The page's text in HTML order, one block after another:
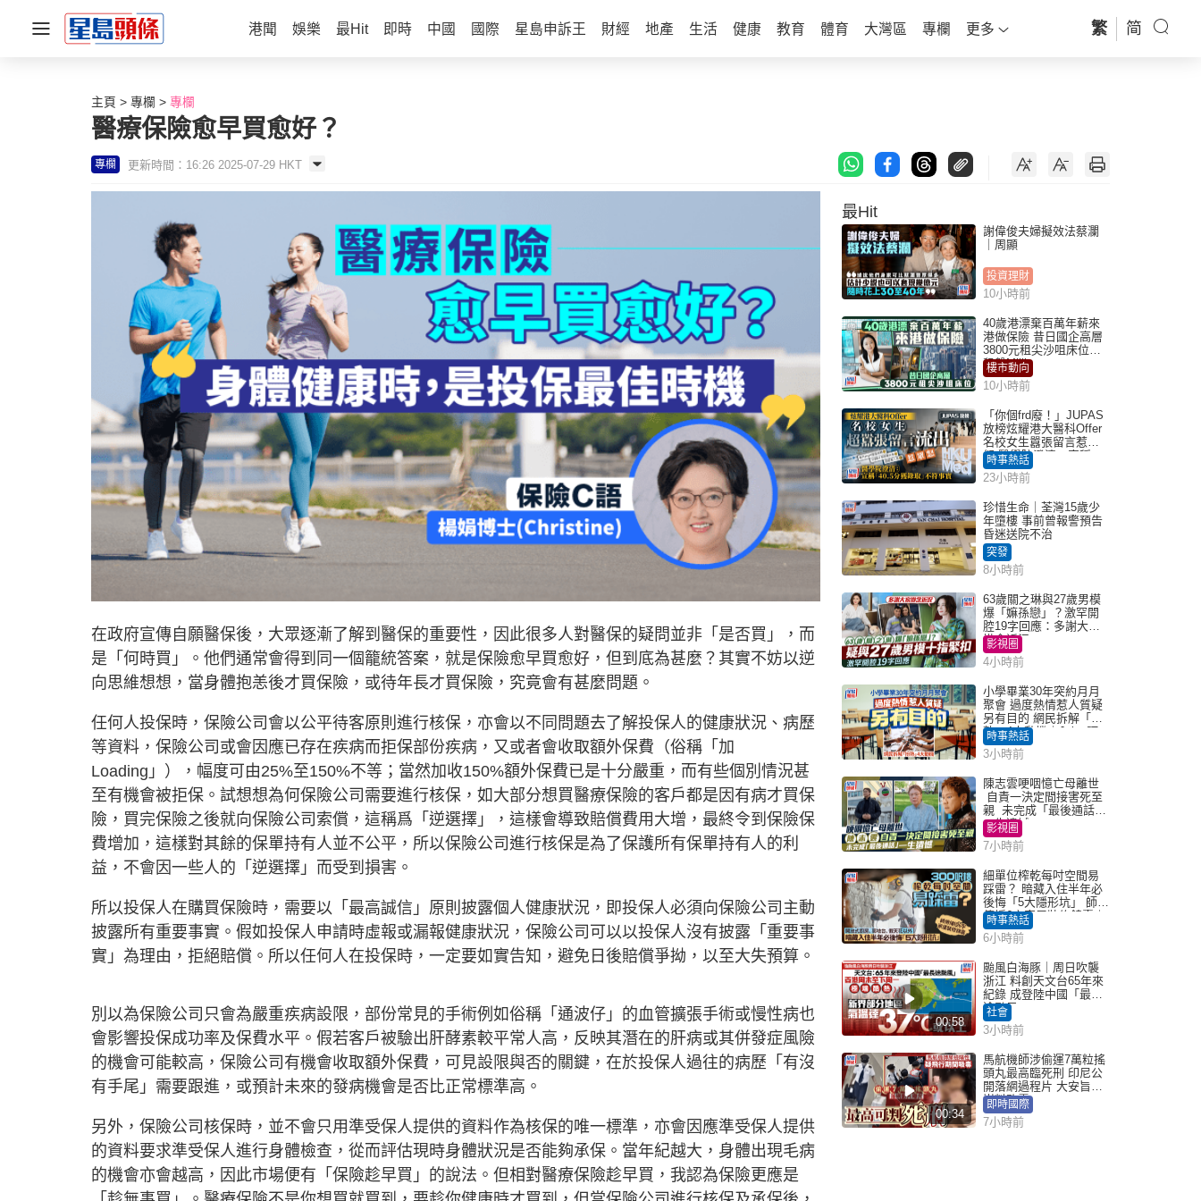
港聞 娛樂 最Hit 即時 中國 國際 星島申訴王 財經 地產 生活 健康 教育 體育 大灣區 專欄 更多 繁 简
主頁 專欄 專欄
醫療保險愈早買愈好？
專欄 更新時間：16:26 2025-07-29 HKT
在政府宣傳自願醫保後，大眾逐漸了解到醫保的重要性，因此很多人對醫保的疑問並非「是否買」，而
是「何時買」。他們通常會得到同一個籠統答案，就是保險愈早買愈好，但到底為甚麼？其實不妨以逆
向思維想想，當身體抱恙後才買保險，或待年長才買保險，究竟會有甚麼問題。
任何人投保時，保險公司會以公平待客原則進行核保，亦會以不同問題去了解投保人的健康狀況、病歷
等資料，保險公司或會因應已存在疾病而拒保部份疾病，又或者會收取額外保費（俗稱「加
Loading」），幅度可由25%至150%不等；當然加收150%額外保費已是十分嚴重，而有些個別情況甚
至有機會被拒保。試想想為何保險公司需要進行核保，如大部分想買醫療保險的客戶都是因有病才買保
險，買完保險之後就向保險公司索償，這稱爲「逆選擇」，這樣會導致賠償費用大增，最終令到保險保
費增加，這樣對其餘的保單持有人並不公平，所以保險公司進行核保是為了保護所有保單持有人的利
益，不會因一些人的「逆選擇」而受到損害。
所以投保人在購買保險時，需要以「最高誠信」原則披露個人健康狀況，即投保人必須向保險公司主動
披露所有重要事實。假如投保人申請時虛報或漏報健康狀況，保險公司可以以投保人沒有披露「重要事
實」為理由，拒絕賠償。所以任何人在投保時，一定要如實告知，避免日後賠償爭拗，以至大失預算。
別以為保險公司只會為嚴重疾病設限，部份常見的手術例如俗稱「通波仔」的血管擴張手術或慢性病也
會影響投保成功率及保費水平。假若客戶被驗出肝酵素較平常人高，反映其潛在的肝病或其併發症風險
的機會可能較高，保險公司有機會收取額外保費，可見設限與否的關鍵，在於投保人過往的病歷「有沒
有手尾」需要跟進，或預計未來的發病機會是否比正常標準高。
另外，保險公司核保時，並不會只用準受保人提供的資料作為核保的唯一標準，亦會因應準受保人提供
的資料要求準受保人進行身體檢查，從而評估現時身體狀況是否能夠承保。當年紀越大，身體出現毛病
的機會亦會越高，因此市場便有「保險趁早買」的說法。但相對醫療保險趁早買，我認為保險更應是
最Hit
謝偉俊夫婦擬效法蔡瀾
｜周顯
投資理財
10小時前
40歲港漂棄百萬年薪來
港做保險 昔日國企高層
3800元租尖沙咀床位｜
租盤Million
樓市動向
10小時前
「你個frd廢！」JUPAS
放榜炫耀港大醫科Offer
名校女生囂張留言惹眾
怒 醫學院澄清：宣稱
「40.5分獲錄取」不符事
實｜Juicy叮
時事熱話
23小時前
珍惜生命｜荃灣15歲少
年墮樓 事前曾報警預告
昏迷送院不治
突發
8小時前
63歲關之琳與27歲男模
爆「嫲孫戀」？激罕開
腔19字回應：多謝大家
掛念近況
影視圈
4小時前
小學畢業30年突約月月
聚會 過度熱情惹人質疑
另有目的 網民拆解「扮
熟」4大動機｜Juicy叮
時事熱話
3小時前
陳志雲哽咽憶亡母離世
自責一決定間接害死至
親 未完成「最後通話」
一生遺憾
影視圈
7小時前
細單位榨乾每吋空間易
踩雷？ 暗藏入住半年必
後悔「5大隱形坑」 師傅
傳授6字家居裝修錦囊｜
Juicy叮
時事熱話
6小時前
00:58
颱風白海豚｜周日吹襲
浙江 料創天文台65年來
紀錄 成登陸中國「最長
途颱風」
社會
3小時前
00:34
馬航機師涉偷運7萬粒搖
頭丸最高臨死刑 印尼公
開落網過程片 大安旨意
豈料敗露
即時國際
7小時前